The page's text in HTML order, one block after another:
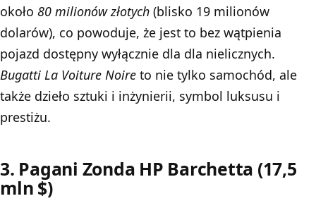
około 80 milionów złotych (blisko 19 milionów
dolarów), co powoduje, że jest to bez wątpienia
pojazd dostępny wyłącznie dla dla nielicznych.
Bugatti La Voiture Noire to nie tylko samochód, ale
także dzieło sztuki i inżynierii, symbol luksusu i
prestiżu.
3. Pagani Zonda HP Barchetta (17,5
mln $)